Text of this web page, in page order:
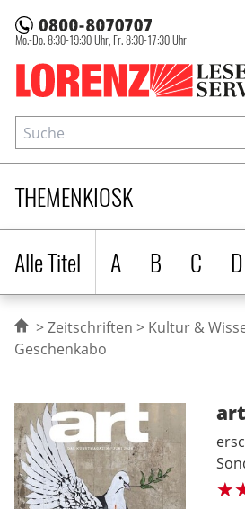
Lorenz
Mo.-Do. 8:30-19:30 Uhr, Fr. 8:30-17:30 Uhr
THEMENKIOSK
Alle Titel
A B C D
Suche
Zeitschriftensuche
Zeitschriften Kultur &
Geschenkabo
art